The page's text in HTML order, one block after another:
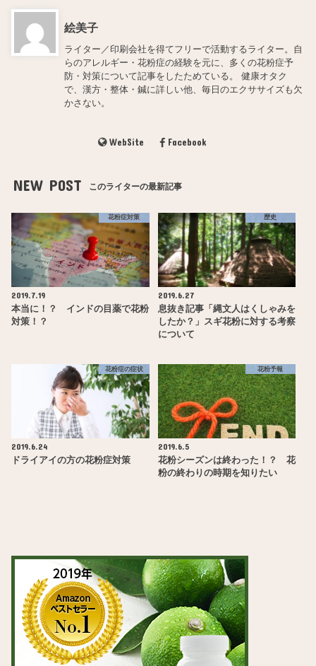
絵美子
ライター／印刷会社を得てフリーで活動するライター。自
らのアレルギー・花粉症の経験を元に、多くの花粉症予
防・対策について記事をしたためている。 健康オタク
で、漢方・整体・鍼に詳しい他、毎日のエクササイズも欠
かさない。
WebSite Facebook
NEW POST このライターの最新記事
花粉症対策
2019.7.19
本当に！？ インドの目薬で花粉
対策！？
歴史
2019.6.27
息抜き記事「縄文人はくしゃみを
したか？」スギ花粉に対する考察
について
花粉症の症状
2019.6.24
ドライアイの方の花粉症対策
花粉予報
2019.6.5
花粉シーズンは終わった！？ 花
粉の終わりの時期を知りたい